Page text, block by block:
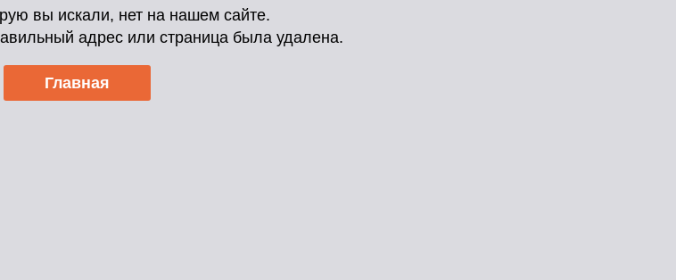
вы искали, нет на нашем сайте.
адрес или страница была удалена.
Главная